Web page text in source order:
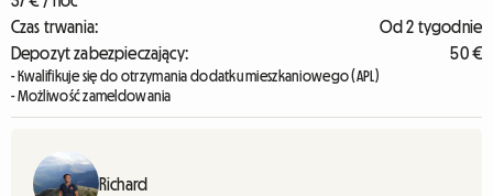
Czas trwania:
Od 2 tygodnie
Depozyt zabezpieczający:
50 €
- Kwalifikuje się do otrzymania dodatku mieszkaniowego (APL)
- Możliwość zameldowania
Richard